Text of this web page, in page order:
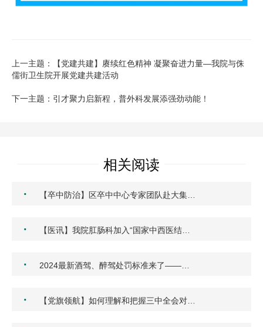
上一主题：【党建共建】赓续红色精神 凝聚奋进力量—我院与侏
儒街卫生院开展党建共建活动
下一主题：引才聚力启新程，普外科发展添强劲动能！
相关阅读
· 【卒中防治】区卒中中心专家团队赴大集…
· 【医讯】我院肛肠科加入“国家中西医结…
· 2024最新酒驾、醉驾处罚标准来了——…
· 【党旗领航】如何理解和把握三中全会对…